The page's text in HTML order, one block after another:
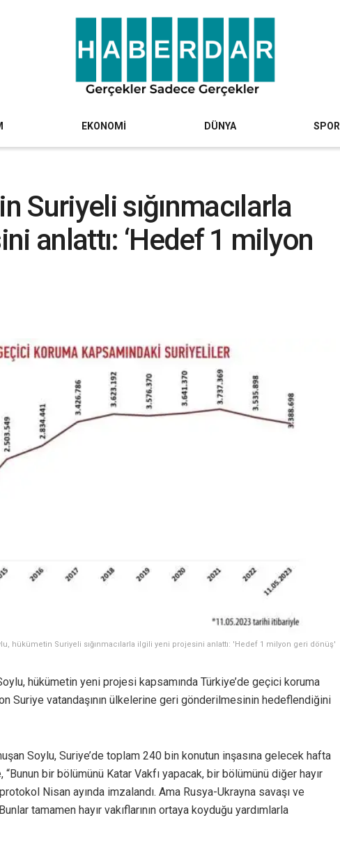
EKONOMİ DÜNYA SPOR
Suriyeli sığınmacılarla
anlattı: ‘Hedef 1 milyon
hükümetin Suriyeli sığınmacılarla ilgili yeni projesini anlattı: 'Hedef 1 milyon geri dönüş'
hükümetin yeni projesi kapsamında Türkiye’de geçici koruma
Suriye vatandaşının ülkelerine geri gönderilmesinin hedeflendiğini
Soylu, Suriye’de toplam 240 bin konutun inşasına gelecek hafta
“Bunun bir bölümünü Katar Vakfı yapacak, bir bölümünü diğer hayır
Nisan ayında imzalandı. Ama Rusya-Ukrayna savaşı ve
tamamen hayır vakıflarının ortaya koyduğu yardımlarla